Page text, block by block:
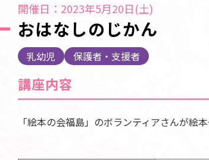
開催日：2023年5月20日(土)
おはなしのじかん
乳幼児 保護者・支援者
講座内容
「絵本の会福島」のボランティアさんが絵